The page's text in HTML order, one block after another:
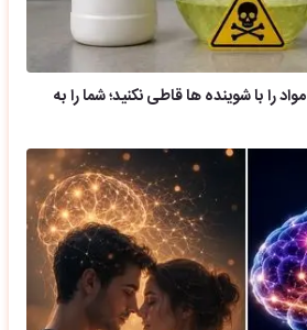
حواستان باشد هرگز این 5 مواد را با شوینده ها قاطی نکنید؛ شما را به